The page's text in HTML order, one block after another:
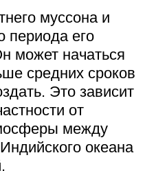
муссона и
периода его
может начаться
средних сроков
Это зависит
от
между
океана